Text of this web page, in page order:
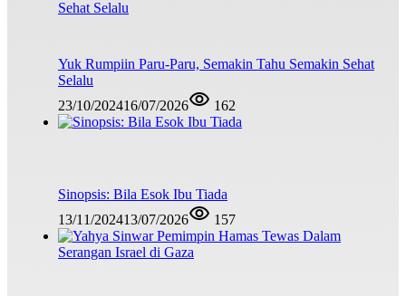
Yuk Rumpiin Paru-Paru, Semakin Tahu Semakin Sehat
Selalu
23/10/202416/07/2026 162
Sinopsis: Bila Esok Ibu Tiada
13/11/202413/07/2026 157